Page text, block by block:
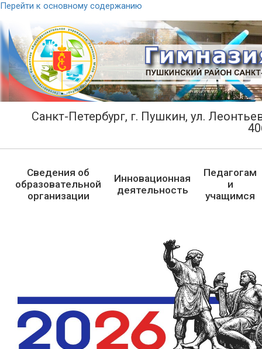
Перейти к основному содержанию
Санкт-Петербург, г. Пушкин, ул.
Сведения об
образовательной
организации
Инновационная
деятельность
Педагогам
и
учащимся